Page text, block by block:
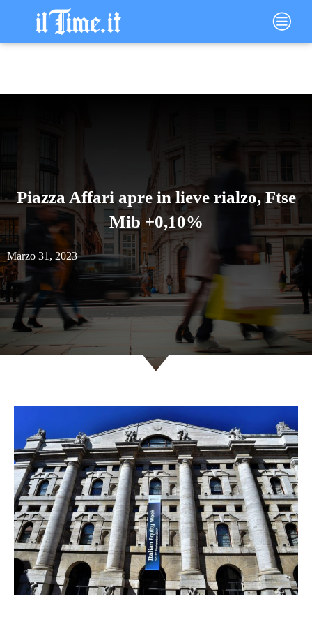
contenuto
Main
Menu
Piazza Affari apre in lieve rialzo, Ftse
Mib +0,10%
Marzo 31, 2023